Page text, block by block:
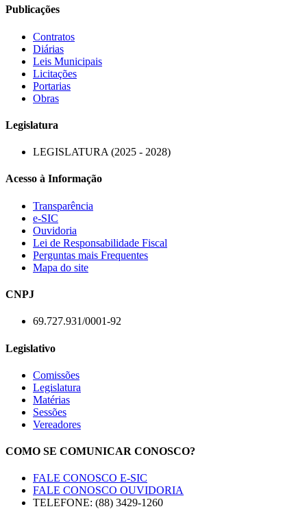
Publicações
Contratos
Diárias
Leis Municipais
Licitações
Portarias
Obras
Legislatura
LEGISLATURA (2025 - 2028)
Acesso à Informação
Transparência
e-SIC
Ouvidoria
Lei de Responsabilidade Fiscal
Perguntas mais Frequentes
Mapa do site
CNPJ
69.727.931/0001-92
Legislativo
Comissões
Legislatura
Matérias
Sessões
Vereadores
COMO SE COMUNICAR CONOSCO?
FALE CONOSCO E-SIC
FALE CONOSCO OUVIDORIA
TELEFONE: (88) 3429-1260